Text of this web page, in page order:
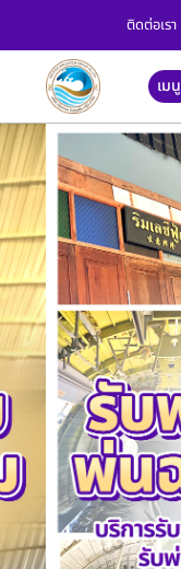
ติดต่อเรา
เมนู